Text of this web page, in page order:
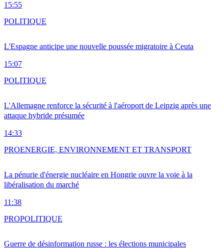
15:55
L'Espagne anticipe une nouvelle poussée migratoire à Ceuta
15:07
POLITIQUE
L'Allemagne renforce la sécurité à l'aéroport de Leipzig après une
attaque hybride présumée
14:33
POLITIQUE
La pénurie d'énergie nucléaire en Hongrie ouvre la voie à la
libéralisation du marché
11:38
PROENERGIE, ENVIRONNEMENT ET TRANSPORT
Guerre de désinformation russe : les élections municipales
PROPOLITIQUE